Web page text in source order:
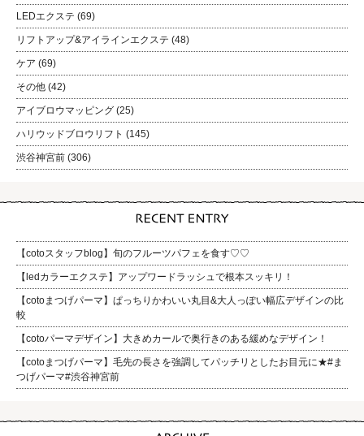
LEDエクステ (69)
リフトアップ&アイラインエクステ (48)
ケア (69)
その他 (42)
アイブロウマッピング (25)
ハリウッドブロウリフト (145)
渋谷神宮前 (306)
【cotoスタッフblog】旬のフルーツパフェを食す♡♡
【ledカラーエクステ】アップワードラッシュで根本スッキリ！
【cotoまつげパーマ】ぱっちりかわいい丸目&大人っぽい幅広デザインの比
較
【cotoパーマデザイン】大きめカールで奥行きのある緩めなデザイン！
【cotoまつげパーマ】毛先の長さを強調してパッチリとしたお目元に★#ま
つげパーマ#渋谷神宮前